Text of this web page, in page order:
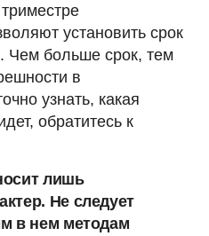
установить срок
Чем больше срок, тем
в
узнать, какая
обратитесь к
лишь
Не следует
в нем методам